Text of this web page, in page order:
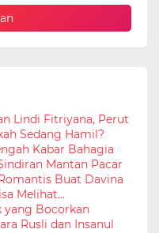
Lindi Fitriyana, Perut
Sedang Hamil?
Kabar Bahagia
Mantan Pacar
Buat Davina
Melihat...
yang Bocorkan
Rusli dan Insanul